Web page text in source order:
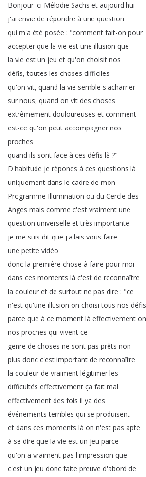
Bonjour ici Mélodie Sachs et aujourd'hui
j'ai envie de répondre à une question
qui m'a été posée : "comment fait-on pour
accepter que la vie est une illusion que
la vie est un jeu et qu'on choisit nos
défis,toutes les choses difficiles
qu'on vit, quand la vie semble s'acharner
sur nous, quand on vit des choses
extrêmement douloureuses et comment
est-ce qu'on peut accompagner nos
proches
quand ils sont face à ces défis là ?"
D'habitude je réponds à ces questions là
uniquement dans le cadre de mon
Programme Illumination ou du Cercle des
Anges mais comme c'est vraiment une
question universelle et très importante
je me suis dit que j'allais vous faire
une petite vidéo
donc la première chose à faire pour moi
dans ces moments là c'est de reconnaître
la douleur et de surtout ne pas dire : "ce
n'est qu'une illusion on choisi tous nos défis
parce que à ce moment là effectivement on
nos proches qui vivent ce
genre de choses ne sont pas prêts non
plus donc c'est important de reconnaître
la douleur de vraiment légitimer les
difficultés effectivement ça fait mal
effectivement des fois il ya des
événements terribles qui se produisent
et dans ces moments là on n'est pas apte
à se dire que la vie est un jeu parce
qu'on a vraiment pas l'impression que
c'est un jeu donc faite preuve d'abord de